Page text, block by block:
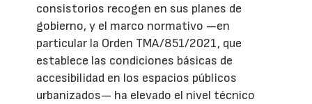
consistorios recogen en sus planes de
gobierno, y el marco normativo —en
particular la Orden TMA/851/2021, que
establece las condiciones básicas de
accesibilidad en los espacios públicos
urbanizados— ha elevado el nivel técnico